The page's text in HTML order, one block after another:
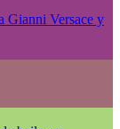
Gianni Versace y